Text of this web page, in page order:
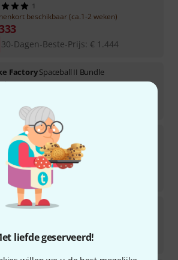
liefde geserveerd!
1
beschikbaar (ca.1-2 weken)
30-Dagen-Beste-Prijs: € 1.444
FactorySpaceball II Bundle
3
FactoryDesigner Fog 5L
41
leverbaar
/ l
FactoryDuct Adapter Captain D/Data II